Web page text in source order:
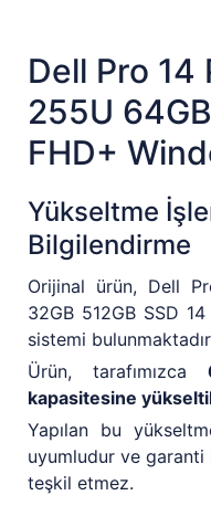
Dell Pro 14
255U
FHD+
Yükseltme
Bilgilendirme
Orijinal ürün, Dell
32GB 512GB SSD
sistemi
Ürün, tarafımızca
kapasitesine
Yapılan bu
uyumludur ve garanti
teşkil etmez.